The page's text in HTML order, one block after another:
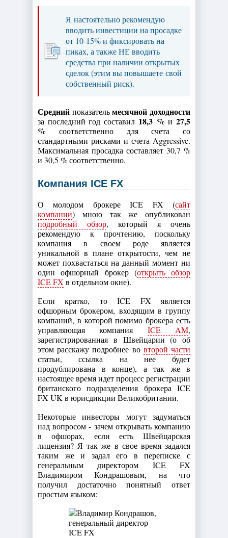
Я настоятельно рекомендую
вводить инвестиции на просадке
от 10-15% и фиксировать на
пиках, а также НЕ вводить
средства при наличии открытых
сделок (этим вы повышаете свой
собственный риск).
Средний показательмесячной доходности
за последний год составил 18,3 % и27,5
% соответственно для счета со
стандартными рисками и счета Aggressive.
Максимальная просадка составляет 30,7 %
и 30,5 % соответственно.
Компания ICE FX
О молодом брокере ICE FX (сайт
компании) мною так же опубликован
подробный обзор, который я очень
рекомендую к прочтению, поскольку
компания в своем роде является
уникальной в плане открытости, чем не
может похвастаться на данный момент ни
один офшорный брокер (открыть обзор
ICE FX в отдельном окне).
Если кратко, то ICE FX является
офшорным брокером, входящим в группу
компаний, в которой помимо брокера есть
управляющая компания ICE AM,
зарегистрированная в Швейцарии (о об
этом расскажу подробнее во второй части
статьи, ссылка на нее будет
продублирована в конце), а так же в
настоящее время идет процесс регистрации
британского подразделения брокера ICE
FX UK в юрисдикции Великобритании.
Некоторые инвесторы могут задуматься
над вопросом - зачем открывать компанию
в офшорах, если есть Швейцарская
лицензия? Я так же в свое время задался
таким же и задал его в переписке с
генеральным директором ICE FX
Владимиром Кондрашовым, на что
получил достаточно понятный ответ
простым языком: